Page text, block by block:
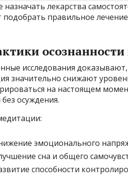
назначать лекарства
правильное
исследования
значительно снижают
на настоящем
осуждения.
эмоционального
сна и общего
способности